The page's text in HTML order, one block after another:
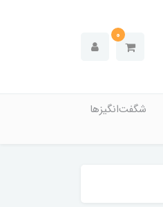
0
شگفت‌انگیزها